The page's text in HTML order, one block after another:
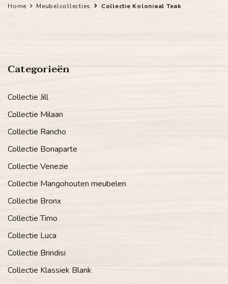
Home Meubelcollecties Collectie Koloniaal Teak
Categorieën
Collectie Jill
Collectie Milaan
Collectie Rancho
Collectie Bonaparte
Collectie Venezie
Collectie Mangohouten meubelen
Collectie Bronx
Collectie Timo
Collectie Luca
Collectie Brindisi
Collectie Klassiek Blank